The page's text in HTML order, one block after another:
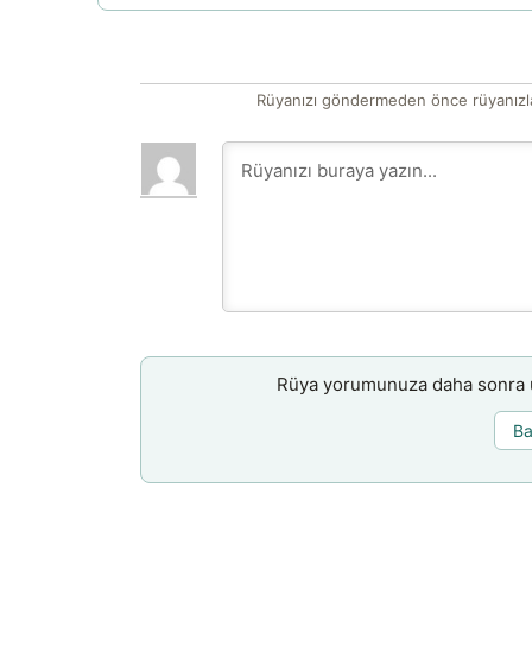
Rüyanızı göndermeden önce
Rüya yorumunuza daha